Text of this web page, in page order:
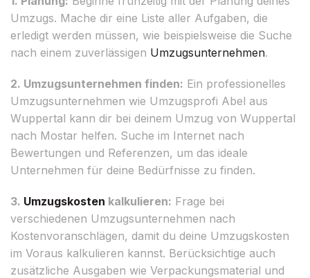
Umzugs. Mache dir eine Liste aller Aufgaben, die
erledigt werden müssen, wie beispielsweise die Suche
nach einem zuverlässigen Umzugsunternehmen.
2. Umzugsunternehmen finden: Ein professionelles
Umzugsunternehmen wie Umzugsprofi Abel aus
Wuppertal kann dir bei deinem Umzug von Wuppertal
nach Mostar helfen. Suche im Internet nach
Bewertungen und Referenzen, um das ideale
Unternehmen für deine Bedürfnisse zu finden.
3. Umzugskosten kalkulieren: Frage bei
verschiedenen Umzugsunternehmen nach
Kostenvoranschlägen, damit du deine Umzugskosten
im Voraus kalkulieren kannst. Berücksichtige auch
zusätzliche Ausgaben wie Verpackungsmaterial und